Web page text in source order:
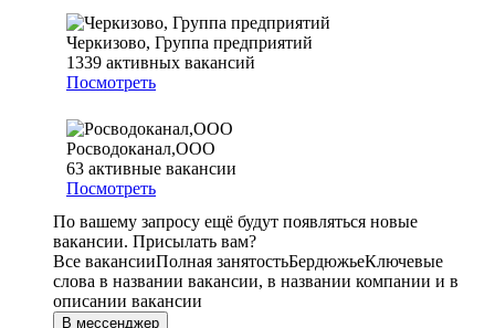
Черкизово, Группа предприятий
1339 активных вакансий
Посмотреть
Росводоканал,ООО
63 активные вакансии
Посмотреть
По вашему запросу ещё будут появляться новые
вакансии. Присылать вам?
Все вакансииПолная занятостьБердюжьеКлючевые
слова в названии вакансии, в названии компании и в
описании вакансии
В мессенджер